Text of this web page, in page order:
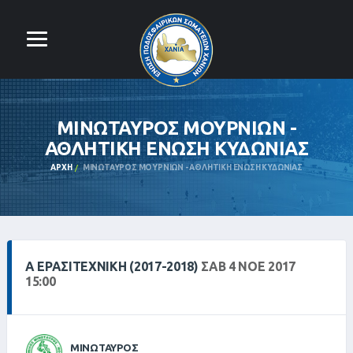
ΜΙΝΩΤΑΥΡΟΣ ΜΟΥΡΝΙΩΝ -
ΑΘΛΗΤΙΚΗ ΕΝΩΣΗ ΚΥΔΩΝΙΑΣ
ΑΡΧΉ ΜΙΝΩΤΑΥΡΟΣ ΜΟΥΡΝΙΩΝ - ΑΘΛΗΤΙΚΗ ΕΝΩΣΗ ΚΥΔΩΝΙΑΣ
Α ΕΡΑΣΙΤΕΧΝΙΚΗ (2017-2018) ΣΑΒ 4 ΝΟΕ 2017
15:00
ΜΙΝΩΤΑΥΡΟΣ